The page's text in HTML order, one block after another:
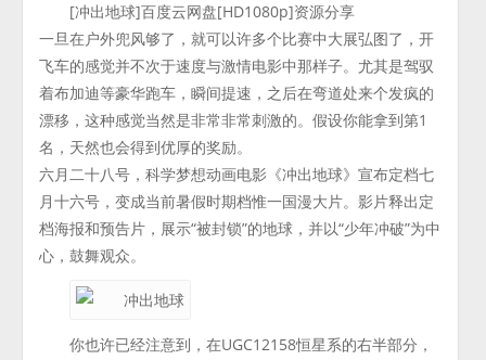
[冲出地球]百度云网盘[HD1080p]资源分享
一旦在户外兜风够了，就可以许多个比赛中大展弘图了，开
飞车的感觉并不次于速度与激情电影中那样子。尤其是驾驭
着布加迪等豪华跑车，瞬间提速，之后在弯道处来个发疯的
漂移，这种感觉当然是非常非常刺激的。假设你能拿到第1
名，天然也会得到优厚的奖励。
六月二十八号，科学梦想动画电影《冲出地球》宣布定档七
月十六号，变成当前暑假时期档惟一国漫大片。影片释出定
档海报和预告片，展示“被封锁”的地球，并以“少年冲破”为中
心，鼓舞观众。
你也许已经注意到，在UGC12158恒星系的右半部分，